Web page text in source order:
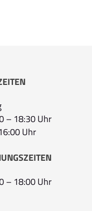
– 18:30 Uhr
Uhr
– 18:00 Uhr